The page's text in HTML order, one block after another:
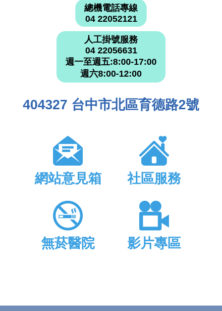
總機電話專線
04 22052121
人工掛號服務
04 22056631
週一至週五:8:00-17:00
週六8:00-12:00
404327 台中市北區育德路2號
網站意見箱 社區服務
無菸醫院 影片專區